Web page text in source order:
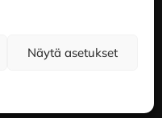
Näytä asetukset